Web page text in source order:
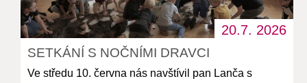
20.7. 2026
SETKÁNÍ S NOČNÍMI DRAVCI
Ve středu 10. června nás navštívil pan Lanča s